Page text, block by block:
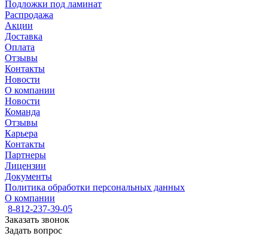
Подложки под ламинат
Распродажа
Акции
Доставка
Оплата
Отзывы
Контакты
Новости
О компании
Новости
Команда
Отзывы
Карьера
Контакты
Партнеры
Лицензии
Документы
Политика обработки персональных данных
О компании
8-812-237-39-05
Заказать звонок
Задать вопрос